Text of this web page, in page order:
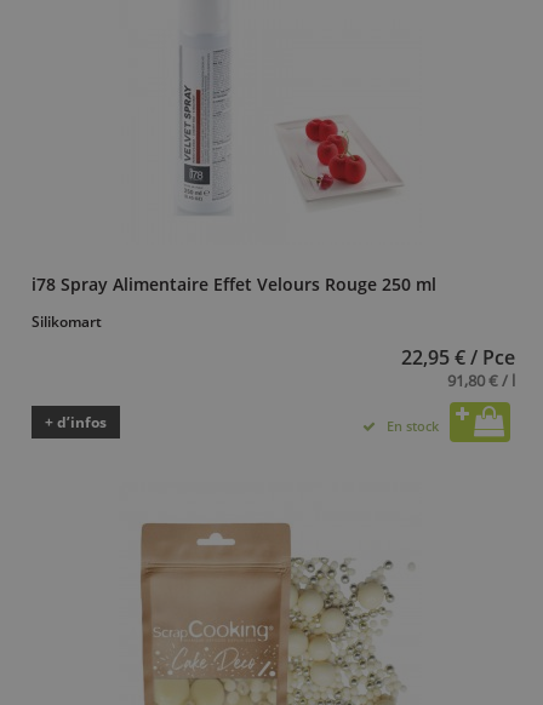
i78 Spray Alimentaire Effet Velours Rouge 250 ml
Silikomart
22,95 € / Pce
91,80 € / l
+ d’infos En stock